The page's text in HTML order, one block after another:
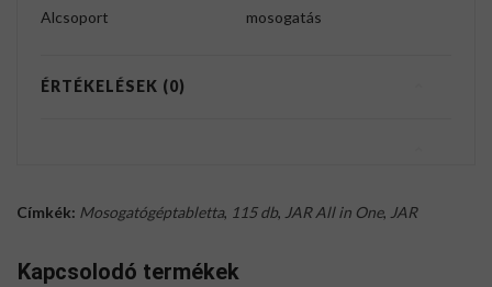
Alcsoport mosogatás
ÉRTÉKELÉSEK (0)
Címkék: Mosogatógéptabletta, 115 db, JAR All in One, JAR
Kapcsolodó termékek